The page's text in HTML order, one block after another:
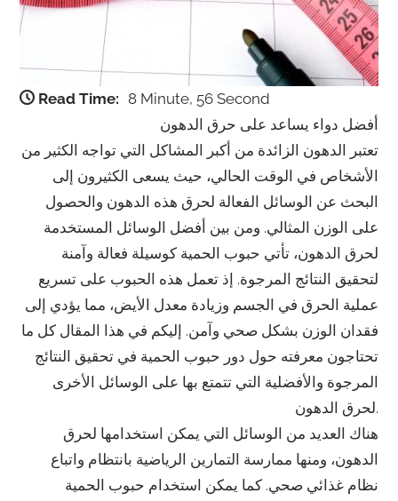
Read Time: 8 Minute, 56 Second
أفضل دواء يساعد على حرق الدهون
تعتبر الدهون الزائدة من أكبر المشاكل التي تواجه الكثير من
الأشخاص في الوقت الحالي، حيث يسعى الكثيرون إلى
البحث عن الوسائل الفعالة لحرق هذه الدهون والحصول
على الوزن المثالي. ومن بين أفضل الوسائل المستخدمة
لحرق الدهون، تأتي حبوب الحمية كوسيلة فعالة وآمنة
لتحقيق النتائج المرجوة. إذ تعمل هذه الحبوب على تسريع
عملية الحرق في الجسم وزيادة معدل الأيض، مما يؤدي إلى
فقدان الوزن بشكل صحي وآمن. إليكم في هذا المقال كل ما
تحتاجون معرفته حول دور حبوب الحمية في تحقيق النتائج
المرجوة والأفضلية التي تتمتع بها على الوسائل الأخرى
لحرق الدهون.
هناك العديد من الوسائل التي يمكن استخدامها لحرق
الدهون، ومنها ممارسة التمارين الرياضية بانتظام واتباع
نظام غذائي صحي. كما يمكن استخدام حبوب الحمية